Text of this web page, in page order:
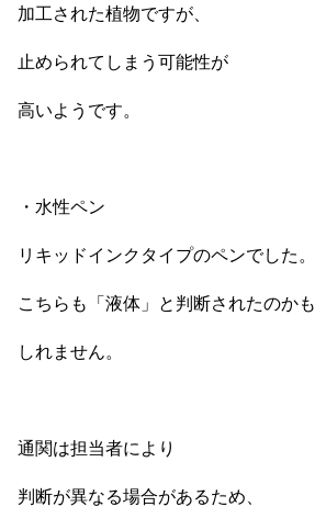
加工された植物ですが、
止められてしまう可能性が
高いようです。
・水性ペン
リキッドインクタイプのペンでした。
こちらも「液体」と判断されたのかも
しれません。
通関は担当者により
判断が異なる場合があるため、